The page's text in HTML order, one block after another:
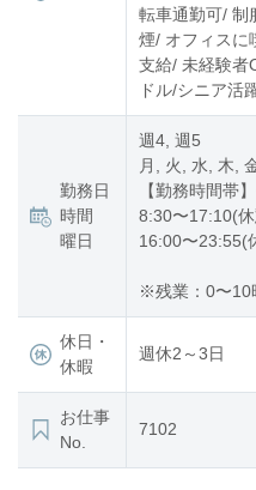
転車通勤可/ 制
煙/ オフィスに
支給/ 未経験者
ドル/シニア活
勤務日
時間
曜日
週4, 週5
月, 火, 水, 木,
【勤務時間帯
8:30〜17:10(
16:00〜23:55(
※残業：0〜10
休日・
休暇
週休2～3日
お仕事
No.
7102